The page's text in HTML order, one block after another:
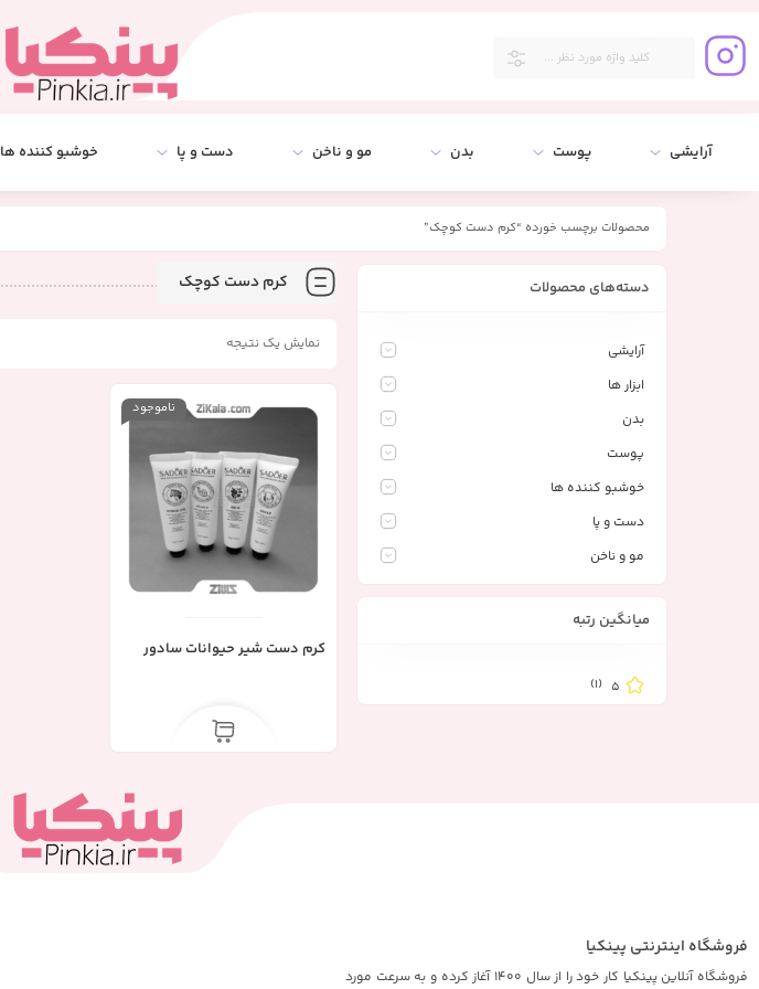
آرایشی پوست بدن مو و ناخن دست و پا خوشبو کننده ها
محصولات برچسب خورده “کرم دست کوچک”
کرم دست کوچک
نمایش یک نتیجه
ناموجود
کرم دست شیر حیوانات سادور
دسته‌های محصولات
آرایشی
ابزار ها
بدن
پوست
خوشبو کننده ها
دست و پا
مو و ناخن
میانگین رتبه
5
(1)
فروشگاه اینترنتی پینکیا
فروشگاه آنلاین پینکیا کار خود را از سال 1400 آغاز کرده و به سرعت مورد